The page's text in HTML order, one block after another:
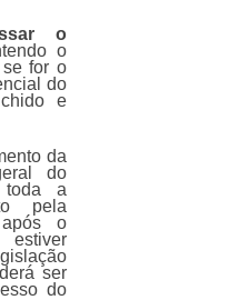
o
o
for o
do
e
da
do
toda a
pela
o
estiver
ser
do